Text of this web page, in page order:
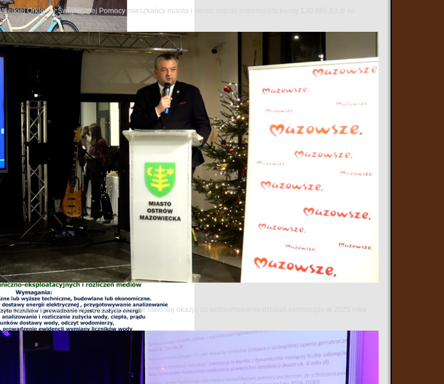
Orkiestry Świątecznej Pomocy mieszkańcy miasta i okolic zebrali imponującą kwotę 130 985,83 zł na
Spotkanie Noworoczne, które tradycyjnie stało się okazją do podsumowania działań samorządu w 2025 roku